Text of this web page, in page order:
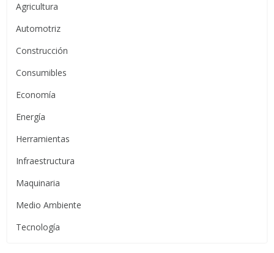
Agricultura
Automotriz
Construcción
Consumibles
Economía
Energía
Herramientas
Infraestructura
Maquinaria
Medio Ambiente
Tecnología